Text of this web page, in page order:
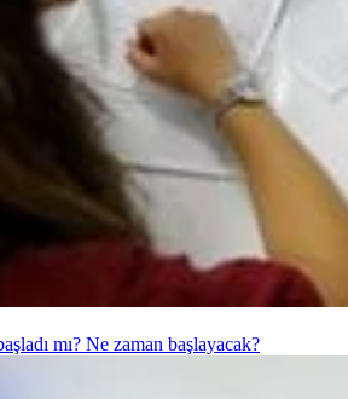
mı? Ne zaman başlayacak?